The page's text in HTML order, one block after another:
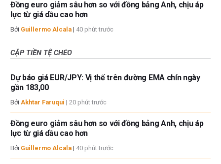
Đồng euro giảm sâu hơn so với đồng bảng Anh, chịu áp
lực từ giá dầu cao hơn
Bởi Guillermo Alcala | 40 phút trước
CẶP TIỀN TỆ CHÉO
Dự báo giá EUR/JPY: Vị thế trên đường EMA chín ngày
gần 183,00
Bởi Akhtar Faruqui | 20 phút trước
Đồng euro giảm sâu hơn so với đồng bảng Anh, chịu áp
lực từ giá dầu cao hơn
Bởi Guillermo Alcala | 40 phút trước